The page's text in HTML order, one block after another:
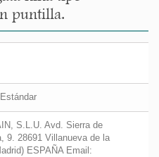
puntilla.
S.L.U. Avd. Sierra de
9. 28691 Villanueva de la
ESPAÑA Email: